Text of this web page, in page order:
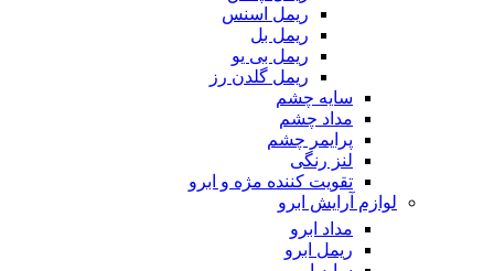
ریمل اسنس
ریمل بل
ریمل بی یو
ریمل گلدن رز
سایه چشم
مداد چشم
پرایمر چشم
لنز رنگی
تقویت کننده مژه و ابرو
لوازم آرایش ابرو
مداد ابرو
ریمل ابرو